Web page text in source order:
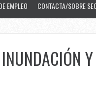
EMPLEO CONTACTA/SOBRE